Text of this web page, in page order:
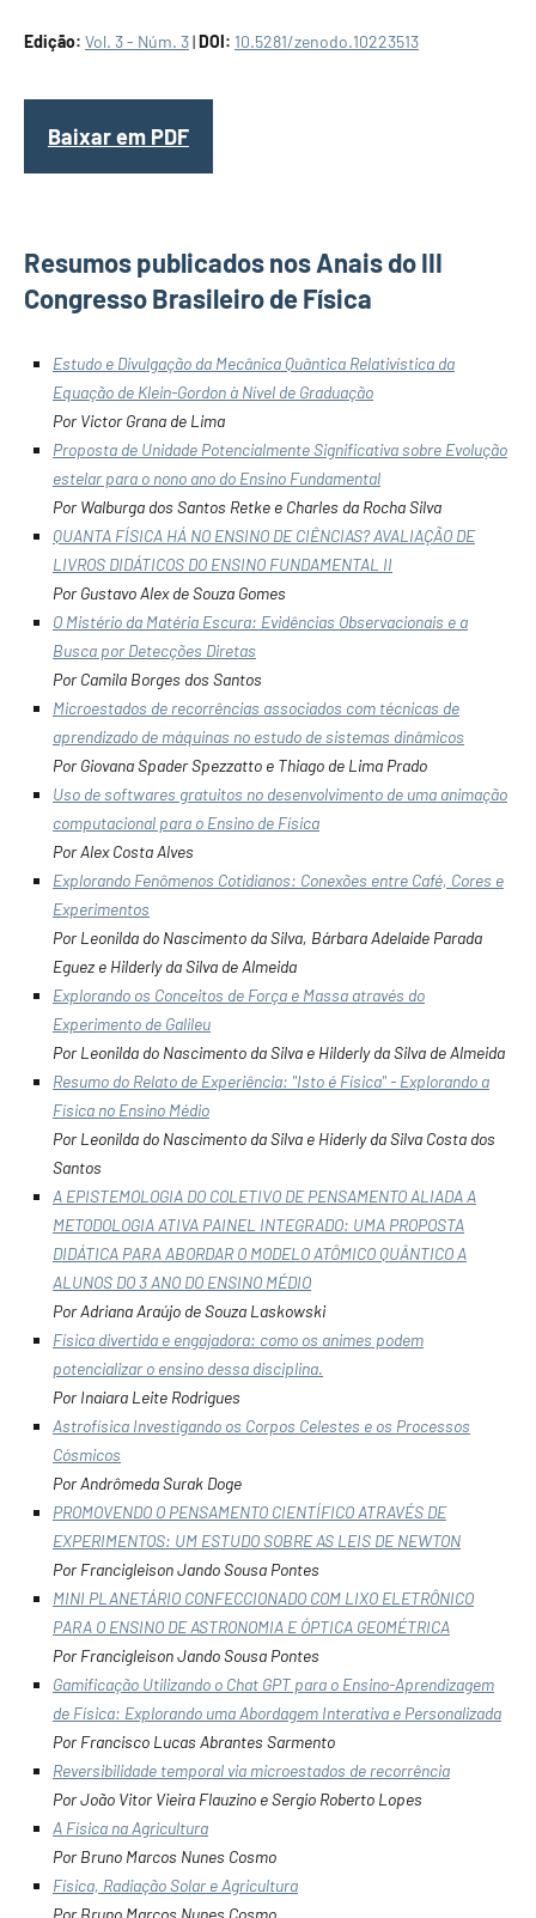
Edição: Vol. 3 - Núm. 3|DOI: 10.5281/zenodo.10223513
Baixar em PDF
Resumos publicados nos Anais do III
Congresso Brasileiro de Física
Estudo e Divulgação da Mecânica Quântica Relativística da
Equação de Klein-Gordon à Nível de Graduação
Por Victor Grana de Lima
Proposta de Unidade Potencialmente Significativa sobre Evolução
estelar para o nono ano do Ensino Fundamental
Por Walburga dos Santos Retke e Charles da Rocha Silva
QUANTA FÍSICA HÁ NO ENSINO DE CIÊNCIAS? AVALIAÇÃO DE
LIVROS DIDÁTICOS DO ENSINO FUNDAMENTAL II
Por Gustavo Alex de Souza Gomes
O Mistério da Matéria Escura: Evidências Observacionais e a
Busca por Detecções Diretas
Por Camila Borges dos Santos
Microestados de recorrências associados com técnicas de
aprendizado de máquinas no estudo de sistemas dinâmicos
Por Giovana Spader Spezzatto e Thiago de Lima Prado
Uso de softwares gratuitos no desenvolvimento de uma animação
computacional para o Ensino de Física
Por Alex Costa Alves
Explorando Fenômenos Cotidianos: Conexões entre Café, Cores e
Experimentos
Por Leonilda do Nascimento da Silva, Bárbara Adelaide Parada
Eguez e Hilderly da Silva de Almeida
Explorando os Conceitos de Força e Massa através do
Experimento de Galileu
Por Leonilda do Nascimento da Silva e Hilderly da Silva de Almeida
Resumo do Relato de Experiência: "Isto é Física" - Explorando a
Física no Ensino Médio
Por Leonilda do Nascimento da Silva e Hiderly da Silva Costa dos
Santos
A EPISTEMOLOGIA DO COLETIVO DE PENSAMENTO ALIADA A
METODOLOGIA ATIVA PAINEL INTEGRADO: UMA PROPOSTA
DIDÁTICA PARA ABORDAR O MODELO ATÔMICO QUÂNTICO A
ALUNOS DO 3 ANO DO ENSINO MÉDIO
Por Adriana Araújo de Souza Laskowski
Física divertida e engajadora: como os animes podem
potencializar o ensino dessa disciplina.
Por Inaiara Leite Rodrigues
Astrofísica Investigando os Corpos Celestes e os Processos
Cósmicos
Por Andrômeda Surak Doge
PROMOVENDO O PENSAMENTO CIENTÍFICO ATRAVÉS DE
EXPERIMENTOS: UM ESTUDO SOBRE AS LEIS DE NEWTON
Por Francigleison Jando Sousa Pontes
MINI PLANETÁRIO CONFECCIONADO COM LIXO ELETRÔNICO
PARA O ENSINO DE ASTRONOMIA E ÓPTICA GEOMÉTRICA
Por Francigleison Jando Sousa Pontes
Gamificação Utilizando o Chat GPT para o Ensino-Aprendizagem
de Física: Explorando uma Abordagem Interativa e Personalizada
Por Francisco Lucas Abrantes Sarmento
Reversibilidade temporal via microestados de recorrência
Por João Vitor Vieira Flauzino e Sergio Roberto Lopes
A Física na Agricultura
Por Bruno Marcos Nunes Cosmo
Física, Radiação Solar e Agricultura
Por Bruno Marcos Nunes Cosmo